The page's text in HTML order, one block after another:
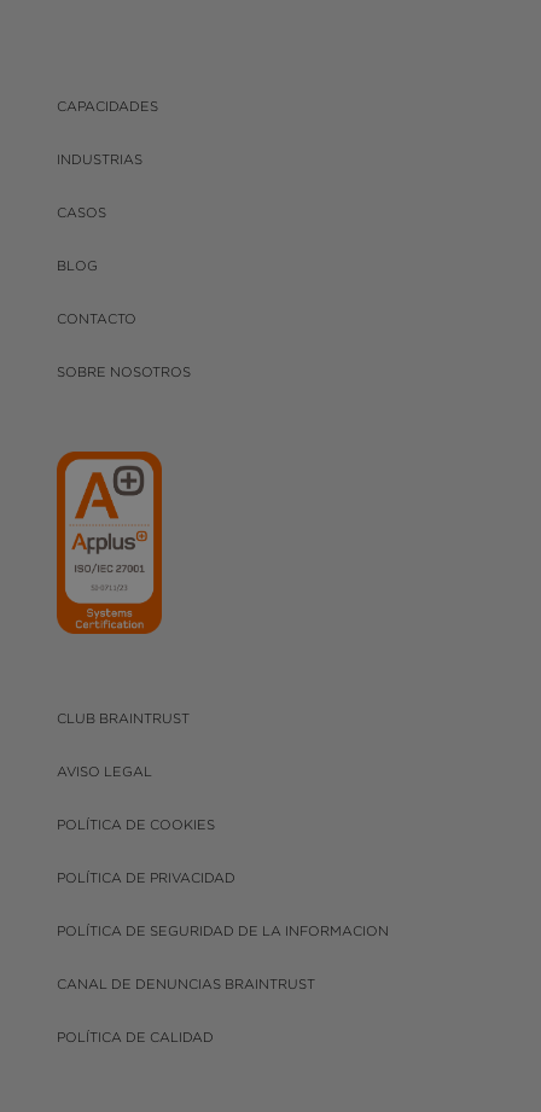
CAPACIDADES
INDUSTRIAS
CASOS
BLOG
CONTACTO
SOBRE NOSOTROS
CLUB BRAINTRUST
AVISO LEGAL
POLÍTICA DE COOKIES
POLÍTICA DE PRIVACIDAD
POLÍTICA DE SEGURIDAD DE LA INFORMACION
CANAL DE DENUNCIAS BRAINTRUST
POLÍTICA DE CALIDAD